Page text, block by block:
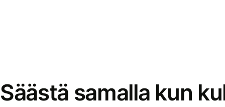
Säästä samalla kun